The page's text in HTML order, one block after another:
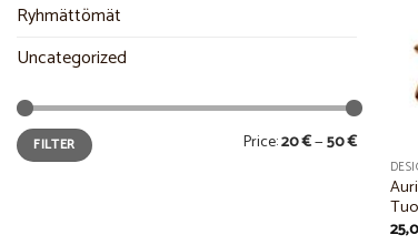
Ryhmättömät
Uncategorized
Min
price
Max
priceFILTER Price:20 €—50 €